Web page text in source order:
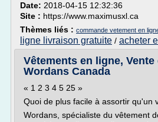
Date: 2018-04-15 12:32:36
Site : https://www.maximusxl.ca
Thèmes liés : commande vetement en
ligne livraison gratuite / acheter
Vêtements en ligne, Vente
Wordans Canada
« 1 2 3 4 5 25 »
Quoi de plus facile à assortir qu'un
Wordans, spécialiste du vêtement